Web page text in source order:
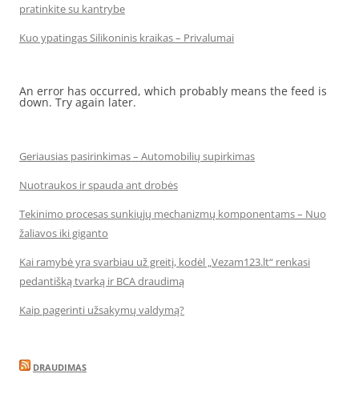
pratinkite su kantrybe
Kuo ypatingas Silikoninis kraikas – Privalumai
An error has occurred, which probably means the feed is
down. Try again later.
Geriausias pasirinkimas – Automobilių supirkimas
Nuotraukos ir spauda ant drobės
Tekinimo procesas sunkiųjų mechanizmų komponentams – Nuo
žaliavos iki giganto
Kai ramybė yra svarbiau už greitį, kodėl „Vezam123.lt“ renkasi
pedantišką tvarką ir BCA draudimą
Kaip pagerinti užsakymų valdymą?
DRAUDIMAS